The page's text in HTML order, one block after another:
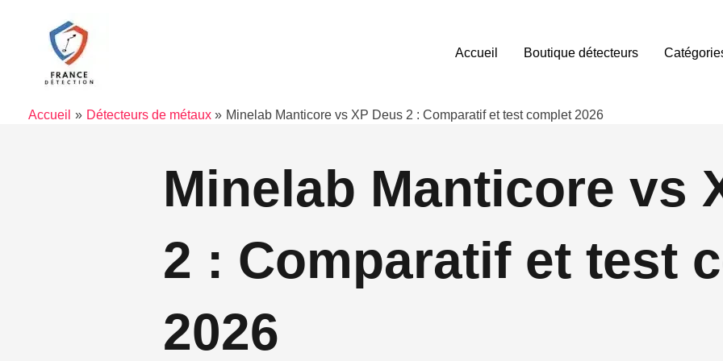
Accueil Boutique détecteurs
Accueil Détecteurs de métaux Minelab Manticore vs XP Deus 2 : Comparatif et test complet 2026
Minelab Manticore vs
2 : Comparatif et test
2026